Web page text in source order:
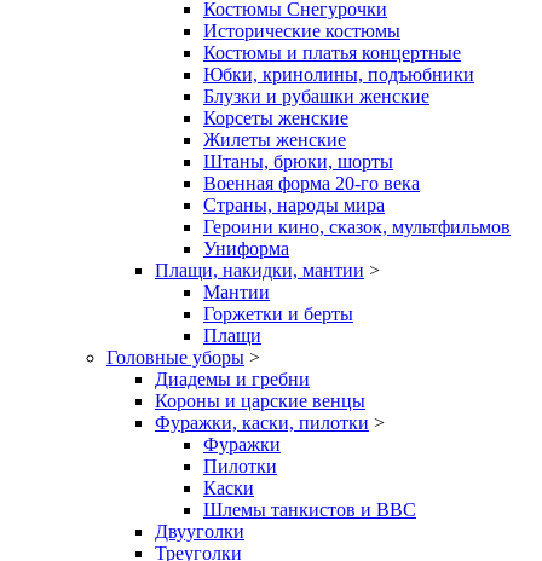
Костюмы Снегурочки
Исторические костюмы
Костюмы и платья концертные
Юбки, кринолины, подъюбники
Блузки и рубашки женские
Корсеты женские
Жилеты женские
Штаны, брюки, шорты
Военная форма 20-го века
Страны, народы мира
Героини кино, сказок, мультфильмов
Униформа
Плащи, накидки, мантии >
Мантии
Горжетки и берты
Плащи
Головные уборы >
Диадемы и гребни
Короны и царские венцы
Фуражки, каски, пилотки >
Фуражки
Пилотки
Каски
Шлемы танкистов и ВВС
Двууголки
Треуголки